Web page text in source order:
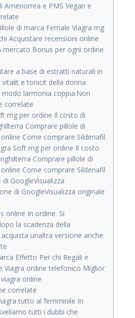
Amenorrea e PMS Vegan e
di marca Female Viagra mg
Acquistare recensioni online
mercato Bonus per ogni ordine
a base di estratti naturali in
e tonicit della donna
larmonia coppia.Non
correlate
mg per ordine Il costo di
Comprare pillole di
Come comprare Sildenafil
Soft mg per ordine Il costo
Comprare pillole di
Come comprare Sildenafil
GoogleVisualizza
di GoogleVisualizza originale
online In ordine. Si
la scadenza della
unaltra versione anche
Effetto Per chi Regali e
Viagra ordine telefonico Miglior
online
correlate
tutto al femminile In
tutti i dubbi che